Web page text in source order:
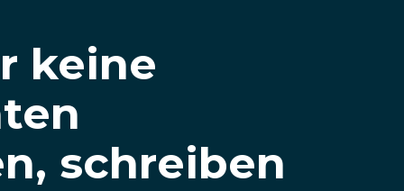
keine
schreiben